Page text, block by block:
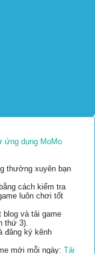
ứng dụng MoMo
thường xuyên bạn
cách kiểm tra
luôn chơi tốt
blog và tải game
thứ 3).
đăng ký kênh
mới mỗi ngày: Tải